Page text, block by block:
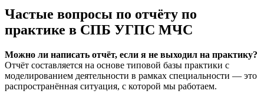
Частые вопросы по отчёту по
практике в СПБ УГПС МЧС
Можно ли написать отчёт, если я не выходил на практику?
Отчёт составляется на основе типовой базы практики с
моделированием деятельности в рамках специальности — это
распространённая ситуация, с которой мы работаем.